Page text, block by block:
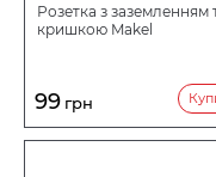
Розетка з заземленням
кришкою Makel
99 грн